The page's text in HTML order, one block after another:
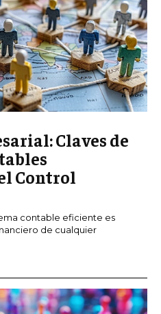
Claves de
Control
contable eficiente es
de cualquier